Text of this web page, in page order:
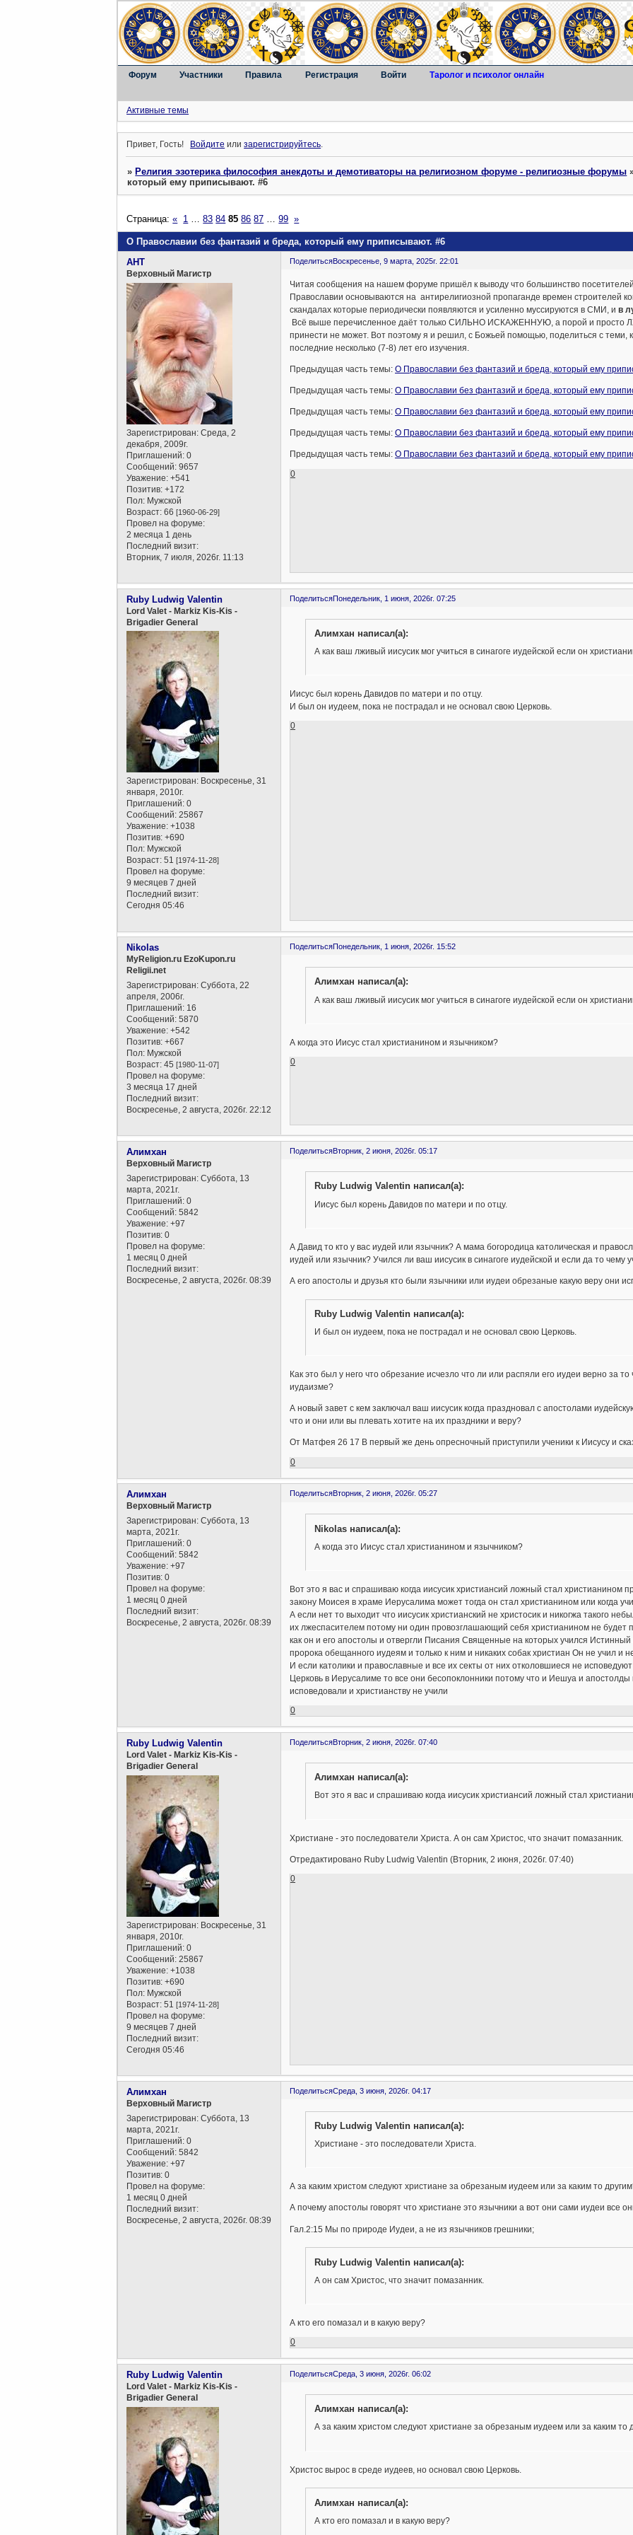
Форум Участники Правила Регистрация Войти Таролог и психолог онлайн
Активные темы
Привет, Гость! Войдите илизарегистрируйтесь.
»Религия эзотерика философия анекдоты и демотиваторы на религиозном форуме - религиозные форумы
который ему приписывают. #6
О Православии без фантазий и бреда, который ему приписывают. #6
Страница:« 1 83 84 85 86 87 99 »
ПоделитьсяВоскресенье, 9 марта, 2025г. 22:01
AHT
Верховный Магистр
Зарегистрирован: Среда, 2
декабря, 2009г.
Приглашений: 0
Сообщений: 9657
Уважение: +541
Позитив: +172
Пол: Мужской
Возраст: 66[1960-06-29]
Провел на форуме:
2 месяца 1 день
Последний визит:
Вторник, 7 июля, 2026г. 11:13
Читая сообщения на нашем форуме пришёл к выводу что большинство
Православии основываются на антирелигиозной пропаганде времен
скандалах которые периодически появляются и усиленно муссируются в СМИ, и в
Всё выше перечисленное даёт только СИЛЬНО ИСКАЖЕННУЮ, а порой и просто
принести не может. Вот поэтому я и решил, с Божьей помощью, поделиться с
последние несколько (7-8) лет его изучения.
Предыдущая часть темы: О Православии без фантазий и бреда, который ему
Предыдущая часть темы: О Православии без фантазий и бреда, который ему
Предыдущая часть темы: О Православии без фантазий и бреда, который ему
Предыдущая часть темы: О Православии без фантазий и бреда, который ему
Предыдущая часть темы: О Православии без фантазий и бреда, который ему
0
ПоделитьсяПонедельник, 1 июня, 2026г. 07:25
Ruby Ludwig Valentin
Lord Valet - Markiz Kis-Kis -
Brigadier General
Зарегистрирован: Воскресенье, 31
января, 2010г.
Приглашений: 0
Сообщений: 25867
Уважение: +1038
Позитив: +690
Пол: Мужской
Возраст: 51[1974-11-28]
Провел на форуме:
9 месяцев 7 дней
Последний визит:
Сегодня 05:46
Алимхан написал(а):
А как ваш лживый иисусик мог учиться в синагоге иудейской если он
Иисус был корень Давидов по матери и по отцу.
И был он иудеем, пока не пострадал и не основал свою Церковь.
0
ПоделитьсяПонедельник, 1 июня, 2026г. 15:52
Nikolas
MyReligion.ru EzoKupon.ru
Religii.net
Зарегистрирован: Суббота, 22
апреля, 2006г.
Приглашений: 16
Сообщений: 5870
Уважение: +542
Позитив: +667
Пол: Мужской
Возраст: 45[1980-11-07]
Провел на форуме:
3 месяца 17 дней
Последний визит:
Воскресенье, 2 августа, 2026г. 22:12
Алимхан написал(а):
А как ваш лживый иисусик мог учиться в синагоге иудейской если он
А когда это Иисус стал христианином и язычником?
0
ПоделитьсяВторник, 2 июня, 2026г. 05:17
Алимхан
Верховный Магистр
Зарегистрирован: Суббота, 13
марта, 2021г.
Приглашений: 0
Сообщений: 5842
Уважение: +97
Позитив: 0
Провел на форуме:
1 месяц 0 дней
Последний визит:
Воскресенье, 2 августа, 2026г. 08:39
Ruby Ludwig Valentin написал(а):
Иисус был корень Давидов по матери и по отцу.
А Давид то кто у вас иудей или язычник? А мама богородица католическая и
иудей или язычник? Учился ли ваш иисусик в синагоге иудейской и если да то чему
А его апостолы и друзья кто были язычники или иудеи обрезаные какую веру они
Ruby Ludwig Valentin написал(а):
И был он иудеем, пока не пострадал и не основал свою Церковь.
Как это был у него что обрезание исчезло что ли или распяли его иудеи верно за
иудаизме?
А новый завет с кем заключал ваш иисусик когда праздновал с апостолами
что и они или вы плевать хотите на их праздники и веру?
От Матфея 26 17 В первый же день опресночный приступили ученики к Иисусу и
0
ПоделитьсяВторник, 2 июня, 2026г. 05:27
Алимхан
Верховный Магистр
Зарегистрирован: Суббота, 13
марта, 2021г.
Приглашений: 0
Сообщений: 5842
Уважение: +97
Позитив: 0
Провел на форуме:
1 месяц 0 дней
Последний визит:
Воскресенье, 2 августа, 2026г. 08:39
Nikolas написал(а):
А когда это Иисус стал христианином и язычником?
Вот это я вас и спрашиваю когда иисусик христиансий ложный стал
закону Моисея в храме Иерусалима может тогда он стал христианином или когда
А если нет то выходит что иисусик христианский не христосик и никогжа такого
их лжеспасителем потому ни один провозглашающий себя христианином не
как он и его апостолы и отвергли Писания Священные на которых учился
пророка обещанного иудеям и только к ним и никаких собак христиан Он не учил и
И если католики и православные и все их секты от них отколовшиеся не
Церковь в Иерусалиме то все они бесопоклонники потому что и Иешуа и
исповедовали и христианству не учили
0
ПоделитьсяВторник, 2 июня, 2026г. 07:40
Ruby Ludwig Valentin
Lord Valet - Markiz Kis-Kis -
Brigadier General
Зарегистрирован: Воскресенье, 31
января, 2010г.
Приглашений: 0
Сообщений: 25867
Уважение: +1038
Позитив: +690
Пол: Мужской
Возраст: 51[1974-11-28]
Провел на форуме:
9 месяцев 7 дней
Последний визит:
Сегодня 05:46
Алимхан написал(а):
Вот это я вас и спрашиваю когда иисусик христиансий ложный стал
Христиане - это последователи Христа. А он сам Христос, что значит помазанник.
Отредактировано Ruby Ludwig Valentin (Вторник, 2 июня, 2026г. 07:40)
0
ПоделитьсяСреда, 3 июня, 2026г. 04:17
Алимхан
Верховный Магистр
Зарегистрирован: Суббота, 13
марта, 2021г.
Приглашений: 0
Сообщений: 5842
Уважение: +97
Позитив: 0
Провел на форуме:
1 месяц 0 дней
Последний визит:
Воскресенье, 2 августа, 2026г. 08:39
Ruby Ludwig Valentin написал(а):
Христиане - это последователи Христа.
А за каким христом следуют христиане за обрезаным иудеем или за каким то
А почему апостолы говорят что христиане это язычники а вот они сами иудеи все
Гал.2:15 Мы по природе Иудеи, а не из язычников грешники;
Ruby Ludwig Valentin написал(а):
А он сам Христос, что значит помазанник.
А кто его помазал и в какую веру?
0
ПоделитьсяСреда, 3 июня, 2026г. 06:02
Ruby Ludwig Valentin
Lord Valet - Markiz Kis-Kis -
Brigadier General
Алимхан написал(а):
А за каким христом следуют христиане за обрезаным иудеем или за каким то
Христос вырос в среде иудеев, но основал свою Церковь.
Алимхан написал(а):
А кто его помазал и в какую веру?